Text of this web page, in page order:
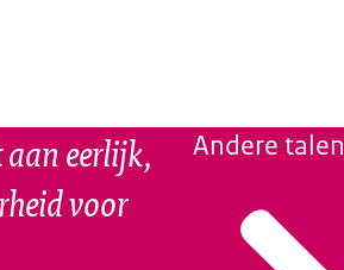
aan eerlijk,
voor
Andere talen